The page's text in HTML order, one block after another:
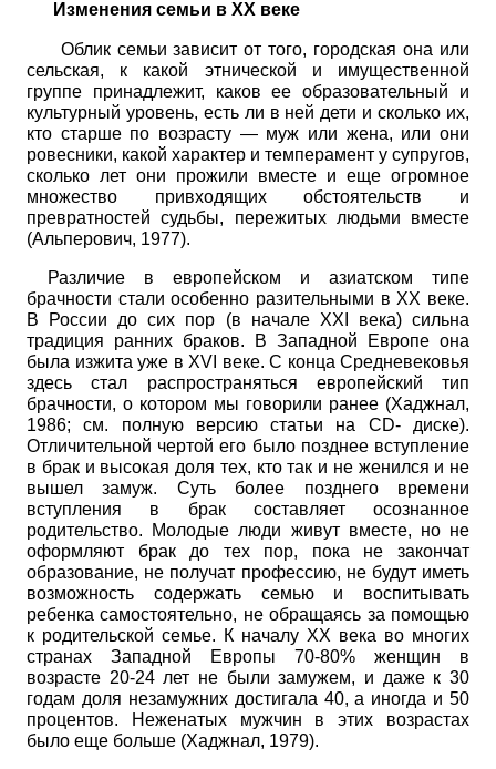
Изменения семьи в XX веке
Облик семьи зависит от того, городская она или
сельская, к какой этнической и имущественной
группе принадлежит, каков ее образовательный и
культурный уровень, есть ли в ней дети и сколько их,
кто старше по возрасту — муж или жена, или они
ровесники, какой характер и темперамент у супругов,
сколько лет они прожили вместе и еще огромное
множество привходящих обстоятельств и
превратностей судьбы, пережитых людьми вместе
(Альперович, 1977).
Различие в европейском и азиатском типе
брачности стали особенно разительными в XX веке.
В России до сих пор (в начале XXI
века) сильна
традиция ранних браков. В Западной Европе она
была изжита уже в XVI веке. С конца Средневековья
здесь стал распространяться европейский тип
брачности, о котором мы говорили ранее (Хаджнал,
1986; см. полную версию статьи на CD- диске).
Отличительной чертой его было позднее вступление
в брак и высокая доля тех, кто так и не женился и не
вышел замуж. Суть более позднего времени
вступления в брак составляет осознанное
родительство. Молодые люди живут вместе, но не
оформляют брак до тех пор, пока не закончат
образование, не получат профессию, не будут иметь
возможность содержать семью и воспитывать
ребенка самостоятельно, не обращаясь за помощью
к родительской семье. К началу ХХ века во многих
странах Западной Европы 70-80% женщин в
возрасте 20-24 лет не были замужем, и даже к 30
годам доля незамужних достигала 40, а иногда и 50
процентов. Неженатых мужчин в этих возрастах
было еще больше (Хаджнал, 1979).